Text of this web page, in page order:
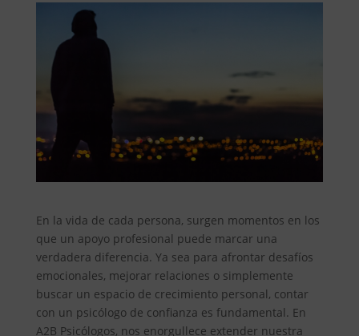
En la vida de cada persona, surgen momentos en los
que un apoyo profesional puede marcar una
verdadera diferencia. Ya sea para afrontar desafíos
emocionales, mejorar relaciones o simplemente
buscar un espacio de crecimiento personal, contar
con un psicólogo de confianza es fundamental. En
A2B Psicólogos, nos enorgullece extender nuestra